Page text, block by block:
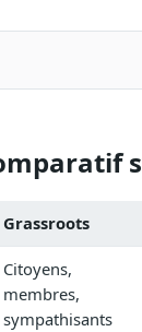
en lobbying
plaidoyer
ordres, associations
et
embeds pour
Grassroots
Citoyens,
membres,
sympathisants